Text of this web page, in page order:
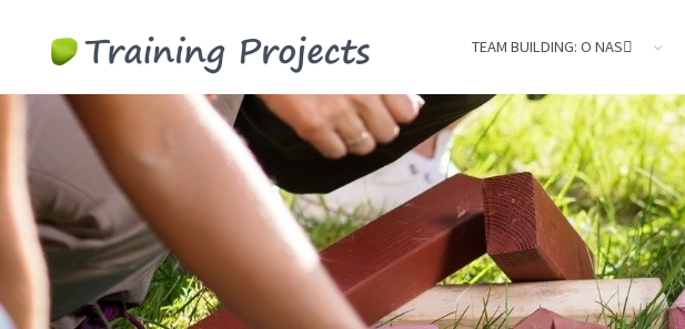
integracyjne,
team
building
TEAM BUILDING: O NAS